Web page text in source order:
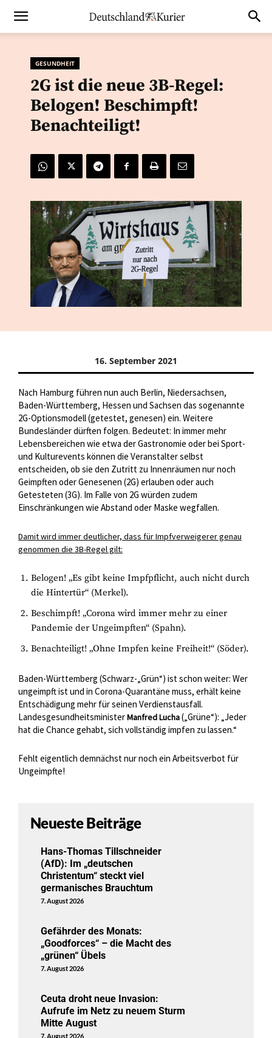
GESUNDHEIT
2G ist die neue 3B-Regel:
Belogen! Beschimpft!
Benachteiligt!
16. September 2021
Nach Hamburg führen nun auch Berlin, Niedersachsen,
Baden-Württemberg, Hessen und Sachsen das sogenannte
2G-Optionsmodell (getestet, genesen) ein. Weitere
Bundesländer dürften folgen. Bedeutet: In immer mehr
Lebensbereichen wie etwa der Gastronomie oder bei Sport-
und Kulturevents können die Veranstalter selbst
entscheiden, ob sie den Zutritt zu Innenräumen nur noch
Geimpften oder Genesenen (2G) erlauben oder auch
Getesteten (3G). Im Falle von 2G würden zudem
Einschränkungen wie Abstand oder Maske wegfallen.
Damit wird immer deutlicher, dass für Impfverweigerer genau
genommen die 3B-Regel gilt:
Belogen! „Es gibt keine Impfpflicht, auch nicht durch
die Hintertür“ (Merkel).
Beschimpft! „Corona wird immer mehr zu einer
Pandemie der Ungeimpften“ (Spahn).
Benachteiligt! „Ohne Impfen keine Freiheit!“ (Söder).
Baden-Württemberg (Schwarz-„Grün“) ist schon weiter: Wer
ungeimpft ist und in Corona-Quarantäne muss, erhält keine
Entschädigung mehr für seinen Verdienstausfall.
LandesgesundheitsministerManfred Lucha(„Grüne“): „Jeder
hat die Chance gehabt, sich vollständig impfen zu lassen.“
Fehlt eigentlich demnächst nur noch ein Arbeitsverbot für
Ungeimpfte!
Neueste Beiträge
Hans-Thomas Tillschneider
(AfD): Im „deutschen
Christentum“ steckt viel
germanisches Brauchtum
7. August 2026
Gefährder des Monats:
„Goodforces“ – die Macht des
„grünen“ Übels
7. August 2026
Ceuta droht neue Invasion:
Aufrufe im Netz zu neuem Sturm
Mitte August
7. August 2026